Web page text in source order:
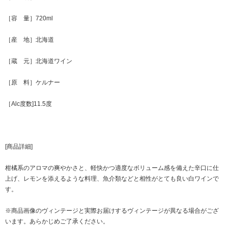
［容 量］720ml
［産 地］北海道
［蔵 元］北海道ワイン
［原 料］ケルナー
［Alc度数]11.5度
[商品詳細]
柑橘系のアロマの爽やかさと、軽快かつ適度なボリューム感を備えた辛口に仕
上げ、レモンを添えるような料理、魚介類などと相性がとても良い白ワインで
す。
※商品画像のヴィンテージと実際お届けするヴィンテージが異なる場合がござ
います。あらかじめご了承ください。